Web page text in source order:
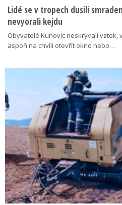
Lidé se v tropech dusili
nevyorali kejdu
Obyvatelé Kunovic neskrývali vztek,
aspoň na chvíli otevřít okno nebo…